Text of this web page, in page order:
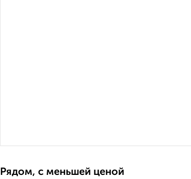
Рядом, с меньшей ценой